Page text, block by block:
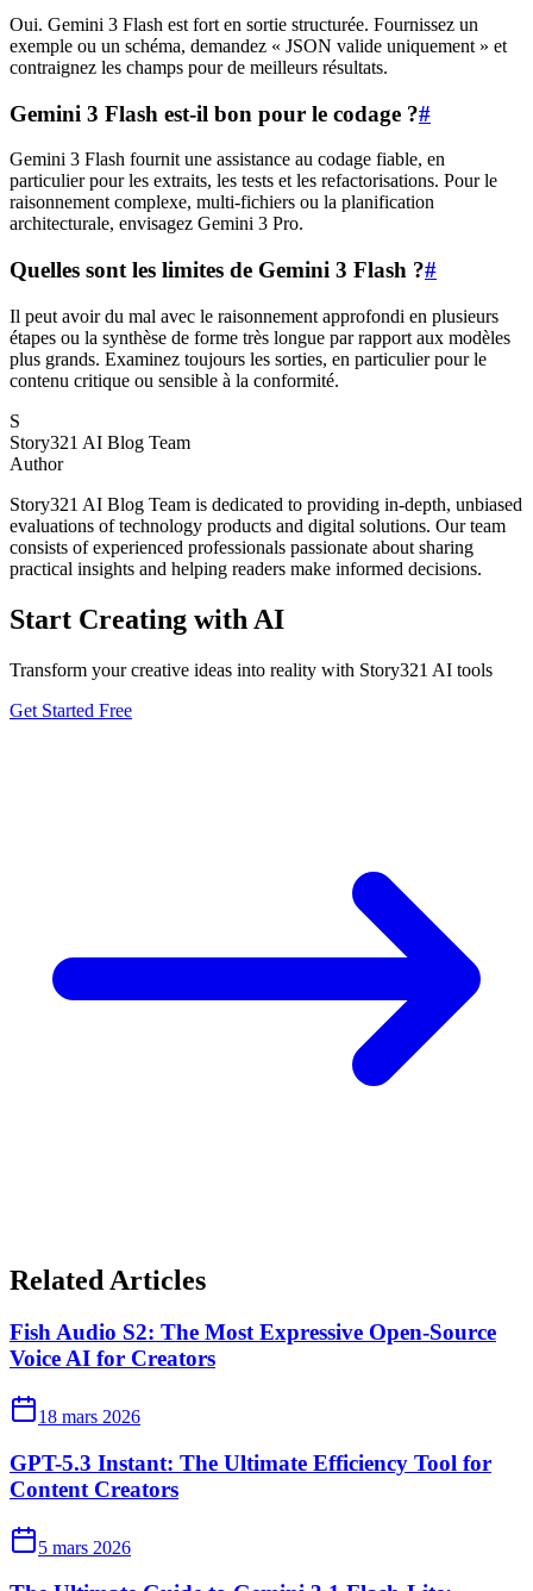
Oui. Gemini 3 Flash est fort en sortie structurée. Fournissez un
exemple ou un schéma, demandez « JSON valide uniquement » et
contraignez les champs pour de meilleurs résultats.
Gemini 3 Flash est-il bon pour le codage ?#
Gemini 3 Flash fournit une assistance au codage fiable, en
particulier pour les extraits, les tests et les refactorisations. Pour le
raisonnement complexe, multi-fichiers ou la planification
architecturale, envisagez Gemini 3 Pro.
Quelles sont les limites de Gemini 3 Flash ?#
Il peut avoir du mal avec le raisonnement approfondi en plusieurs
étapes ou la synthèse de forme très longue par rapport aux modèles
plus grands. Examinez toujours les sorties, en particulier pour le
contenu critique ou sensible à la conformité.
S
Story321 AI Blog Team
Author
Story321 AI Blog Team is dedicated to providing in-depth, unbiased
evaluations of technology products and digital solutions. Our team
consists of experienced professionals passionate about sharing
practical insights and helping readers make informed decisions.
Start Creating with AI
Transform your creative ideas into reality with Story321 AI tools
Get Started Free
Related Articles
Fish Audio S2: The Most Expressive Open-Source
Voice AI for Creators
18 mars 2026
GPT-5.3 Instant: The Ultimate Efficiency Tool for
Content Creators
5 mars 2026